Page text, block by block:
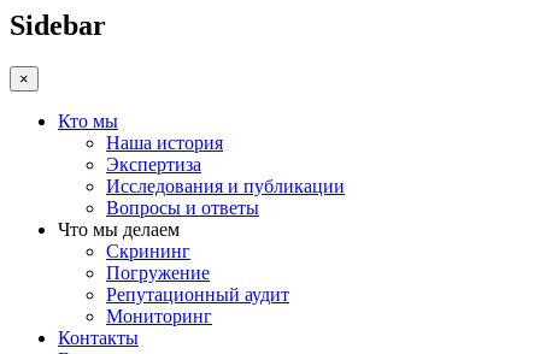
Sidebar
×
Кто мы
Наша история
Экспертиза
Исследования и публикации
Вопросы и ответы
Что мы делаем
Скрининг
Погружение
Репутационный аудит
Мониторинг
Контакты